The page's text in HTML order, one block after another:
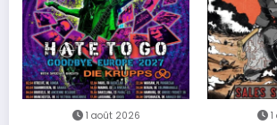
1 août 2026